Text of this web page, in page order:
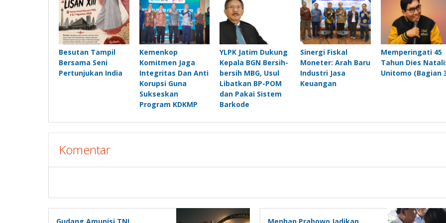
Besutan Tampil
Bersama Seni
Pertunjukan India
Kemenkop
Komitmen Jaga
Integritas Dan Anti
Korupsi Guna
Sukseskan
Program KDKMP
YLPK Jatim Dukung
Kepala BGN Bersih-
bersih MBG, Usul
Libatkan BP-POM
dan Pakai Sistem
Barkode
Sinergi Fiskal
Moneter: Arah Baru
Industri Jasa
Keuangan
Memperingati 45
Tahun Dies
Unitomo (Bagian
Komentar